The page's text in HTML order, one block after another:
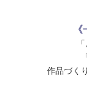
作品づく